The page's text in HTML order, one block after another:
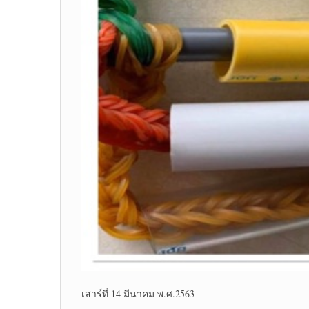
เสาร์ที่ 14 มีนาคม พ.ศ.2563